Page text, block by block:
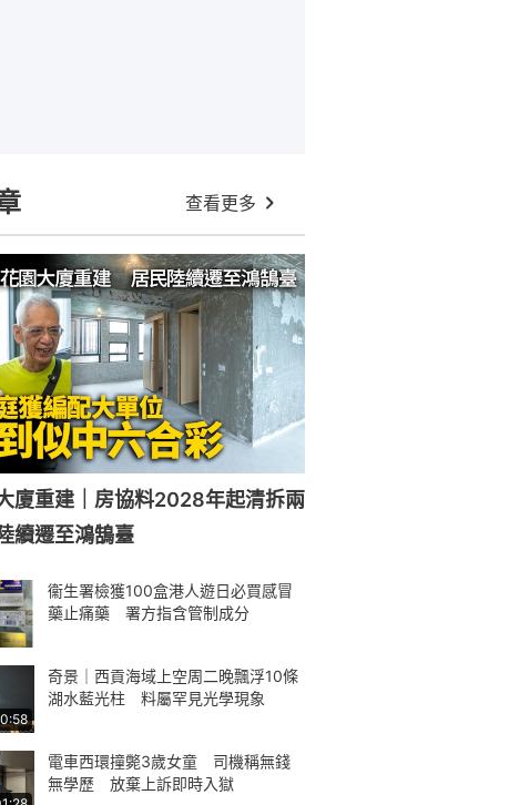
查看更多
廈重建｜房協料2028年起清拆兩
續遷至鴻鵠臺
衞生署檢獲100盒港人遊日必買感冒
藥止痛藥 署方指含管制成分
奇景｜西貢海域上空周二晚飄浮10條
湖水藍光柱 料屬罕見光學現象
電車西環撞斃3歲女童 司機稱無錢
無學歷 放棄上訴即時入獄